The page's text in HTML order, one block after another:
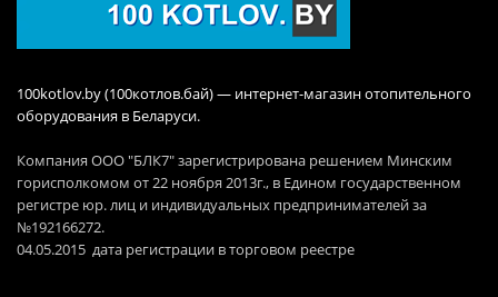
100kotlov.by (100котлов.бай) — интернет-магазин отопительного
оборудования в Беларуси.
Компания ООО "БЛК7" зарегистрирована решением Минским
горисполкомом от 22 ноября 2013г., в Едином государственном
регистре юр. лиц и индивидуальных предпринимателей за
№192166272.
04.05.2015 дата регистрации в торговом реестре